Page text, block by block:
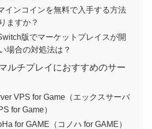
インコインを無料で入手する方法
ますか？
版でマーケットプレイスが開
場合の対処法は？
ルチプレイにおすすめのサー
VPS for Game（エックスサーバ
for Game）
for GAME（コノハ for GAME）